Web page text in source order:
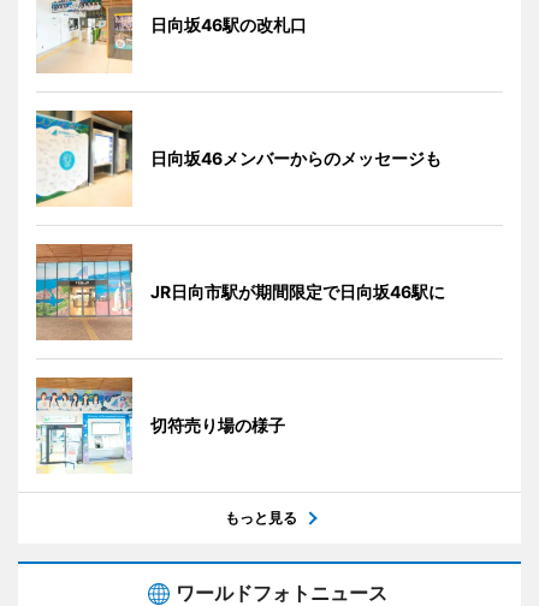
日向坂46駅の改札口
日向坂46メンバーからのメッセージも
JR日向市駅が期間限定で日向坂46駅に
切符売り場の様子
もっと見る
ワールドフォトニュース